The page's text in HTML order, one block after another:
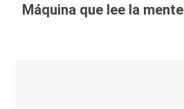
Máquina que lee la mente